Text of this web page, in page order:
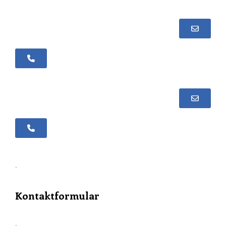
+352 30 99 19 - 30
+352 30 99 19 - 30
.
Kontaktformular
.